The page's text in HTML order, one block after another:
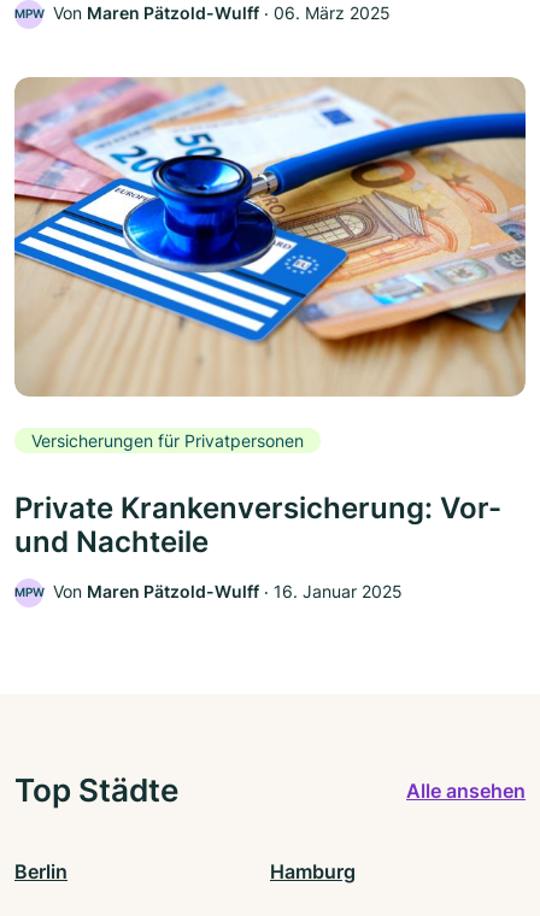
MPW Von Maren Pätzold-Wulff ‧ 06. März 2025
Versicherungen für Privatpersonen
Private Krankenversicherung: Vor-
und Nachteile
MPW Von Maren Pätzold-Wulff ‧ 16. Januar 2025
Top Städte Alle ansehen
Berlin Hamburg